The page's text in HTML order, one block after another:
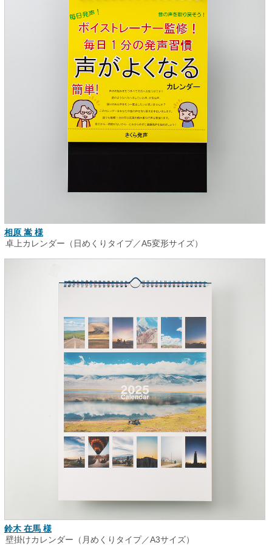
相原 嵩 様
卓上カレンダー（日めくりタイプ／A5変形サイズ）
鈴木 在馬 様
壁掛けカレンダー（月めくりタイプ／A3サイズ）